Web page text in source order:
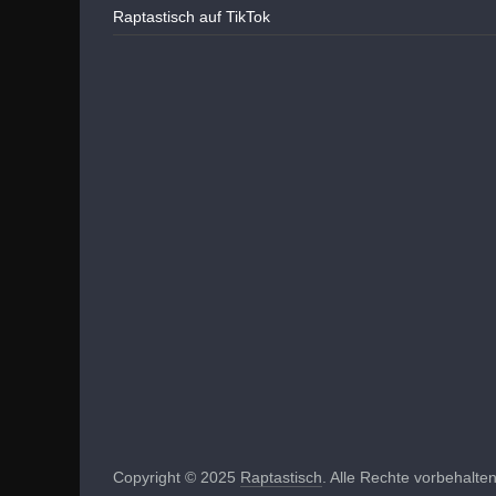
Raptastisch auf TikTok
Copyright © 2025 Raptastisch . Alle Rechte